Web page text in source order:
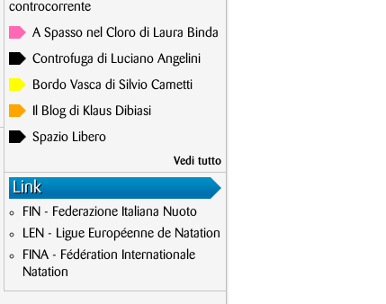
controcorrente
A Spasso nel Cloro di Laura Binda
Controfuga di Luciano Angelini
Bordo Vasca di Silvio Cametti
Il Blog di Klaus Dibiasi
Spazio Libero
Vedi tutto
Link
FIN - Federazione Italiana Nuoto
LEN - Ligue Européenne de Natation
FINA - Fédération Internationale
Natation